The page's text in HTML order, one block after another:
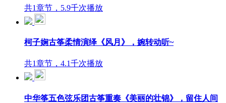
共1章节，5.9千次播放
柯子娴古筝柔情演绎《风月》，婉转动听~
共1章节，4.1千次播放
中华筝五色弦乐团古筝重奏《美丽的壮锦》，留住人间